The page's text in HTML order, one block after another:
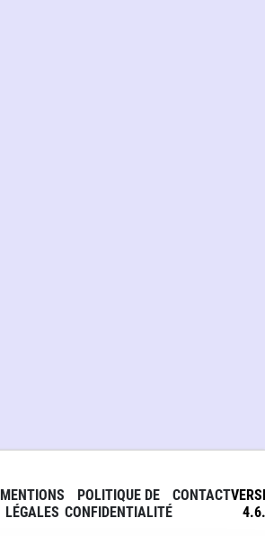
MENTIONS
LÉGALES
POLITIQUE DE
CONFIDENTIALITÉ
CONTACT